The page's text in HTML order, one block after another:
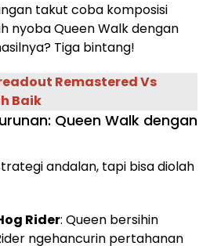
takut coba komposisi
nyoba Queen Walk dengan
Tiga bintang!
Remastered Vs
Baik
Queen Walk dengan
andalan, tapi bisa diolah
Rider: Queen bersihin
ngehancurin pertahanan